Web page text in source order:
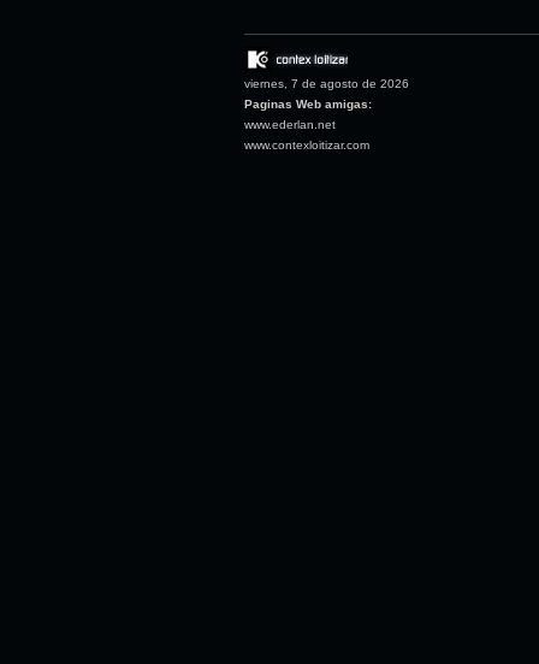
viernes, 7 de agosto de 2026
Paginas Web amigas:
www.ederlan.net
www.contexloitizar.com